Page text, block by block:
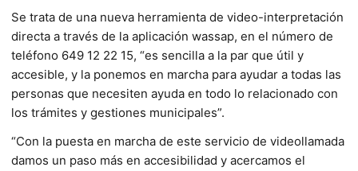
Se trata de una nueva herramienta de video-interpretación
directa a través de la aplicación wassap, en el número de
teléfono 649 12 22 15, “es sencilla a la par que útil y
accesible, y la ponemos en marcha para ayudar a todas las
personas que necesiten ayuda en todo lo relacionado con
los trámites y gestiones municipales”.
“Con la puesta en marcha de este servicio de videollamada
damos un paso más en accesibilidad y acercamos el